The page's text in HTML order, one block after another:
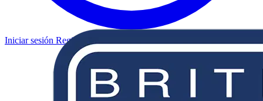
Iniciar sesión Registrarse